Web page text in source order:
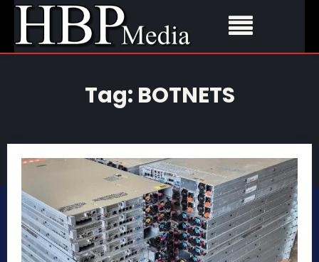
Tag: BOTNETS